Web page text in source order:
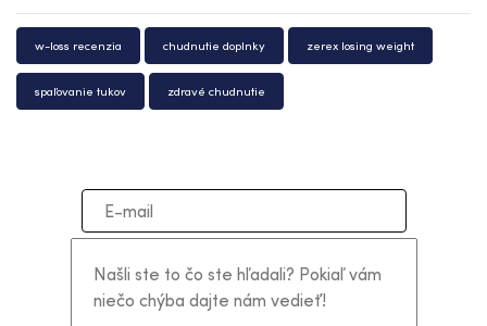
w-loss recenzia chudnutie doplnky zerex losing weight
spaľovanie tukov zdravé chudnutie